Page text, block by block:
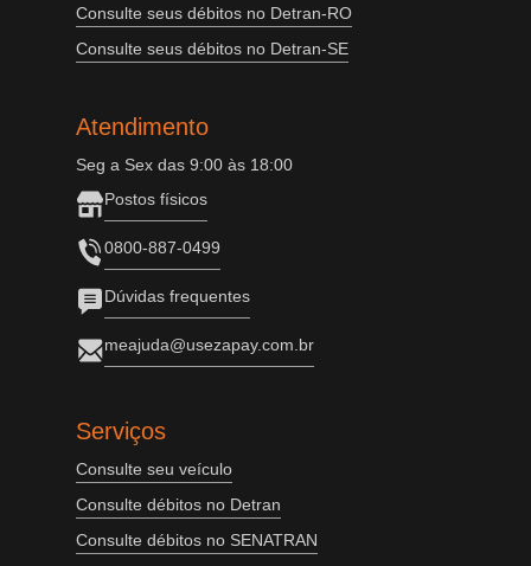
Consulte seus débitos no Detran-RO
Consulte seus débitos no Detran-SE
Atendimento
Seg a Sex das 9:00 às 18:00
Postos físicos
0800-887-0499
Dúvidas frequentes
meajuda@usezapay.com.br
Serviços
Consulte seu veículo
Consulte débitos no Detran
Consulte débitos no SENATRAN